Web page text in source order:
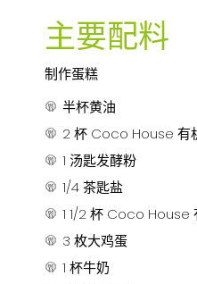
主要配料
制作蛋糕
半杯黄油
2 杯 Coco House 有
1 汤匙发酵粉
1/4 茶匙盐
1 1/2 杯 Coco House
3 枚大鸡蛋
1 杯牛奶